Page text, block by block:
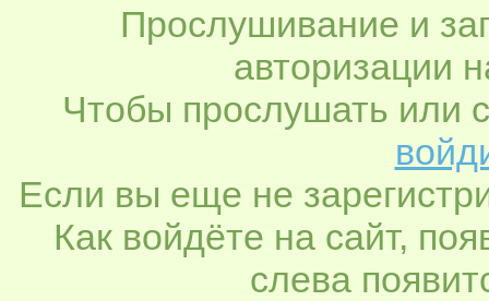
Прослушивание и
авторизации
Чтобы прослушать или
Если вы еще не
Как войдёте на сайт,
слева